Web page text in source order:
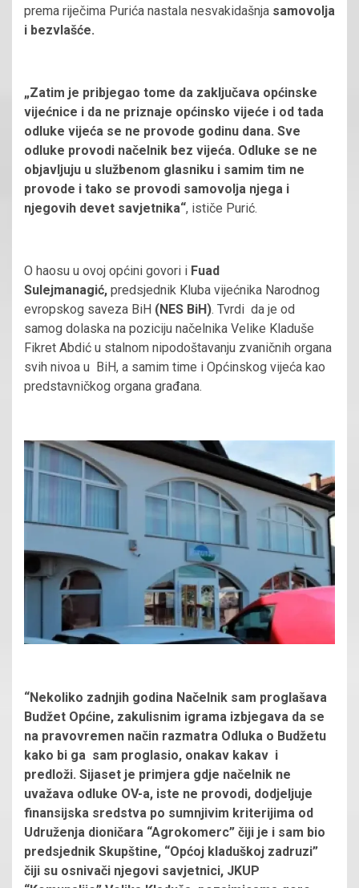
prema riječima Purića nastala nesvakidašnja samovolja
i bezvlašće.
„Zatim je pribjegao tome da zaključava općinske
vijećnice i da ne priznaje općinsko vijeće i od tada
odluke vijeća se ne provode godinu dana. Sve
odluke provodi načelnik bez vijeća. Odluke se ne
objavljuju u službenom glasniku i samim tim ne
provode i tako se provodi samovolja njega i
njegovih devet savjetnika“, ističe Purić.
O haosu u ovoj općini govori i Fuad
Sulejmanagić, predsjednik Kluba vijećnika Narodnog
evropskog saveza BiH (NES BiH). Tvrdi da je od
samog dolaska na poziciju načelnika Velike Kladuše
Fikret Abdić u stalnom nipodoštavanju zvaničnih organa
svih nivoa u BiH, a samim time i Općinskog vijeća kao
predstavničkog organa građana.
“Nekoliko zadnjih godina Načelnik sam proglašava
Budžet Općine, zakulisnim igrama izbjegava da se
na pravovremen način razmatra Odluka o Budžetu
kako bi ga sam proglasio, onakav kakav i
predloži. Sijaset je primjera gdje načelnik ne
uvažava odluke OV-a, iste ne provodi, dodjeljuje
finansijska sredstva po sumnjivim kriterijima od
Udruženja dioničara “Agrokomerc” čiji je i sam bio
predsjednik Skupštine, “Općoj kladuškoj zadruzi”
čiji su osnivači njegovi savjetnici, JKUP